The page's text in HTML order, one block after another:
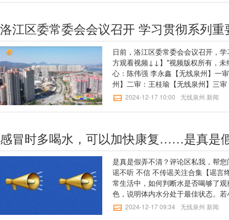
洛江区委常委会会议召开 学习贯彻系列重
日前，洛江区委常委会会议召开，
方观看视频↓↓】*视频版权所有，
心：陈伟强 李永鑫【无线泉州】一
州】二审：王桂瑜【无线泉州】三
2024-12-17 10:00 无线泉州 新闻
感冒时多喝水，可以加快康复……是真是
是真是假弄不清？评论区私我，帮
谣不听 不信 不传谣关注合集【谣
常生活中，如何判断水是否喝够了
色，说明体内水分处于最佳状态。
的摄入。若小便呈棕黄色，则需要
2024-12-17 09:34 无线泉州 新闻